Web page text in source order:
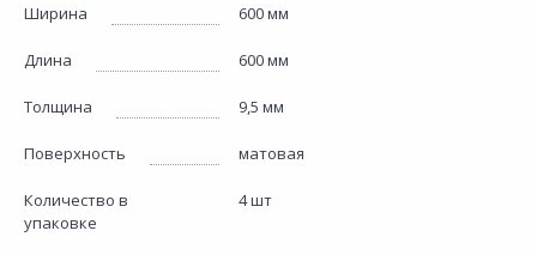
Ширина 600 мм
Длина 600 мм
Толщина 9,5 мм
Поверхность матовая
Количество в
упаковке
4 шт